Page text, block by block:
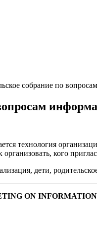
собрание по
технология
организовать, кого
дети,
ON